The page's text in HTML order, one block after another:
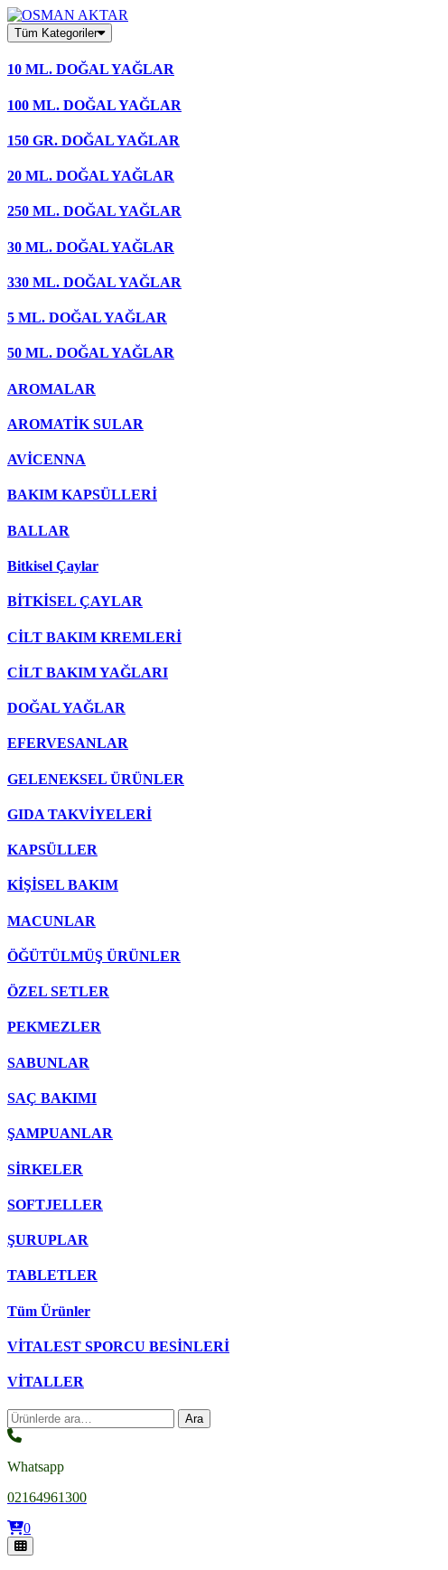
Skip
to
content
Tüm Kategoriler
10 ML. DOĞAL YAĞLAR
100 ML. DOĞAL YAĞLAR
150 GR. DOĞAL YAĞLAR
20 ML. DOĞAL YAĞLAR
250 ML. DOĞAL YAĞLAR
30 ML. DOĞAL YAĞLAR
330 ML. DOĞAL YAĞLAR
5 ML. DOĞAL YAĞLAR
50 ML. DOĞAL YAĞLAR
AROMALAR
AROMATİK SULAR
AVİCENNA
BAKIM KAPSÜLLERİ
BALLAR
Bitkisel Çaylar
BİTKİSEL ÇAYLAR
CİLT BAKIM KREMLERİ
CİLT BAKIM YAĞLARI
DOĞAL YAĞLAR
EFERVESANLAR
GELENEKSEL ÜRÜNLER
GIDA TAKVİYELERİ
KAPSÜLLER
KİŞİSEL BAKIM
MACUNLAR
ÖĞÜTÜLMÜŞ ÜRÜNLER
ÖZEL SETLER
PEKMEZLER
SABUNLAR
SAÇ BAKIMI
ŞAMPUANLAR
SİRKELER
SOFTJELLER
ŞURUPLAR
TABLETLER
Tüm Ürünler
VİTALEST SPORCU BESİNLERİ
VİTALLER
Ara: Ara
Whatsapp
02164961300
0